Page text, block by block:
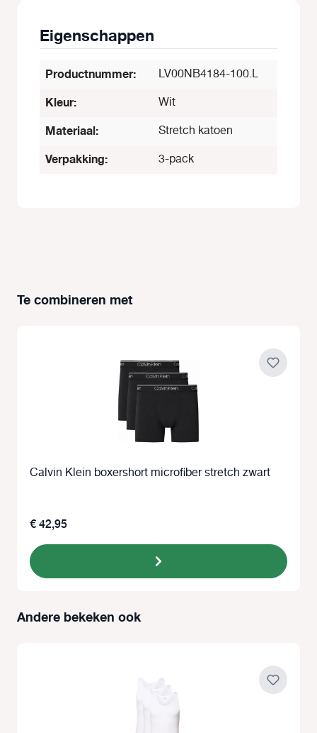
Eigenschappen
Productnummer: LV00NB4184-100.L
Kleur: Wit
Materiaal: Stretch katoen
Verpakking: 3-pack
Productgalerij overslaan
Te combineren met
Calvin Klein boxershort microfiber stretch zwart
€ 42,95
Productgalerij overslaan
Andere bekeken ook